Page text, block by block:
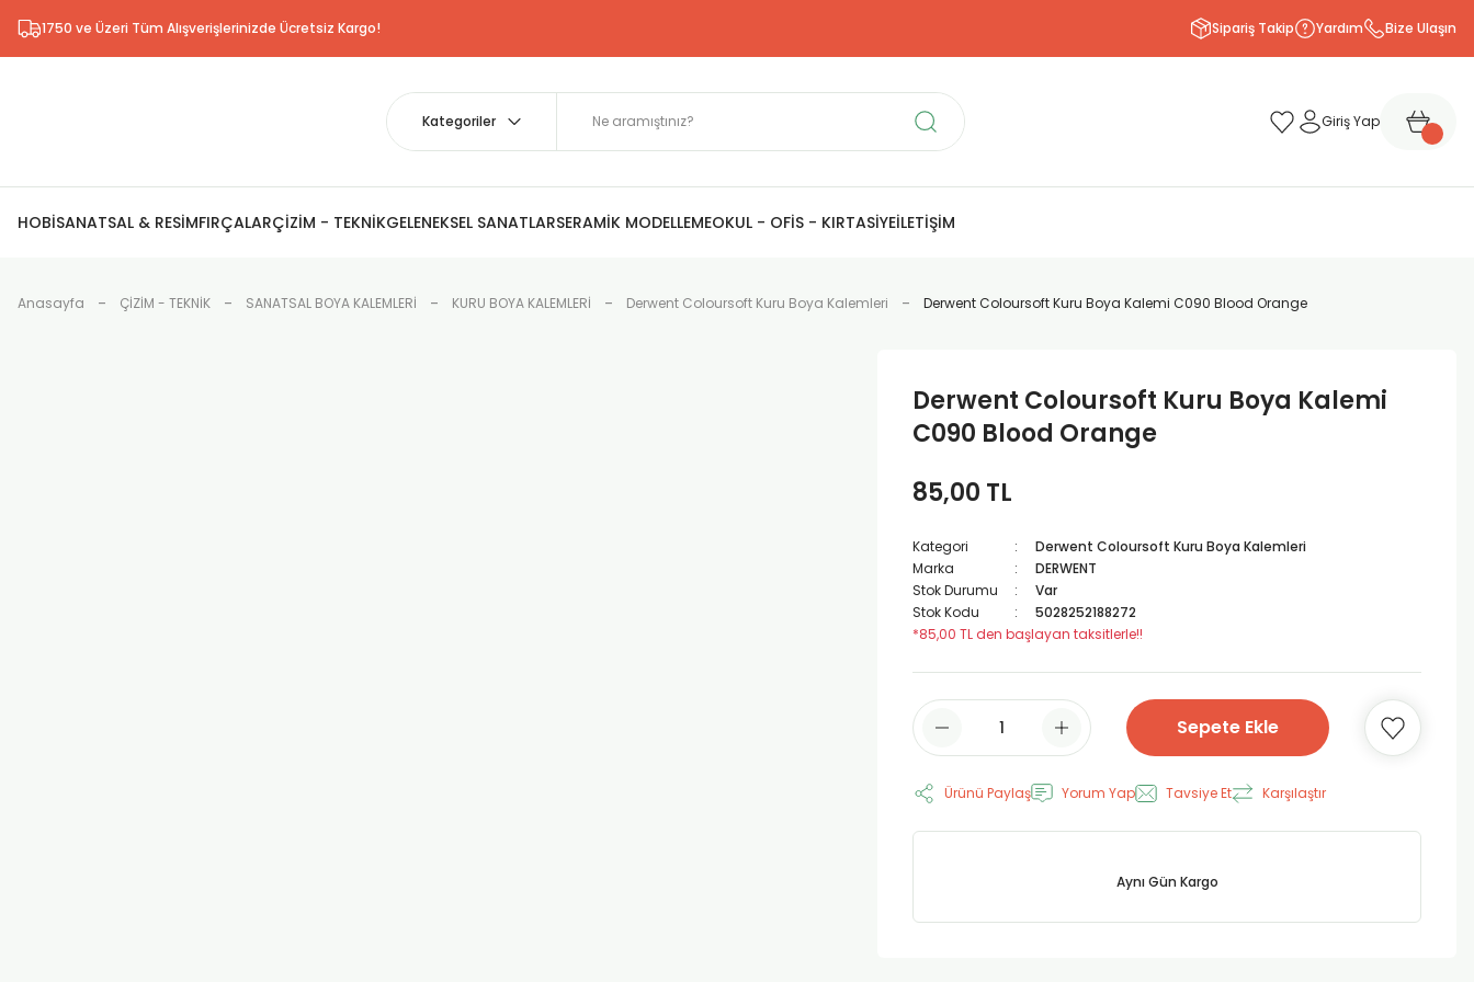
1750 ve Üzeri Tüm Alışverişlerinizde Ücretsiz Kargo! Sipariş Takip Yardım Bize Ulaşın
Giriş Yap
HOBİSANATSAL & RESİMFIRÇALARÇİZİM - TEKNİKGELENEKSEL SANATLARSERAMİK MODELLEMEOKUL - OFİS - KIRTASİYEİLETİŞİM
Anasayfa ÇİZİM - TEKNİK SANATSAL BOYA KALEMLERİ KURU BOYA KALEMLERİ Derwent Coloursoft Kuru Boya Kalemleri Derwent Coloursoft Kuru Boya Kalemi C090 Blood Orange
Derwent Coloursoft Kuru Boya Kalemi
C090 Blood Orange
85,00 TL
Kategori
Derwent Coloursoft Kuru Boya Kalemleri
Marka
DERWENT
Stok Durumu
Var
Stok Kodu
5028252188272
*85,00 TL den başlayan taksitlerle!!
Sepete Ekle
Ürünü Paylaş Yorum Yap Tavsiye Et Karşılaştır
Aynı Gün Kargo